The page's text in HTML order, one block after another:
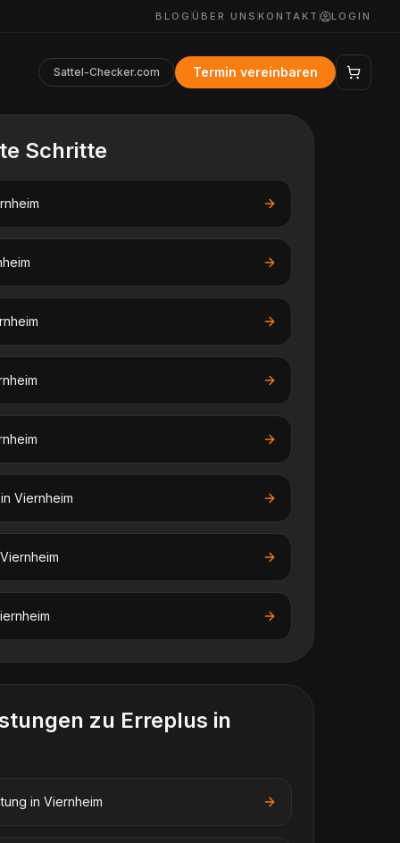
BLOG ÜBER UNS KONTAKT LOGIN
Sattel-Checker.com Termin vereinbaren
Schritte
Viernheim
Viernheim
zu Erreplus in
in Viernheim